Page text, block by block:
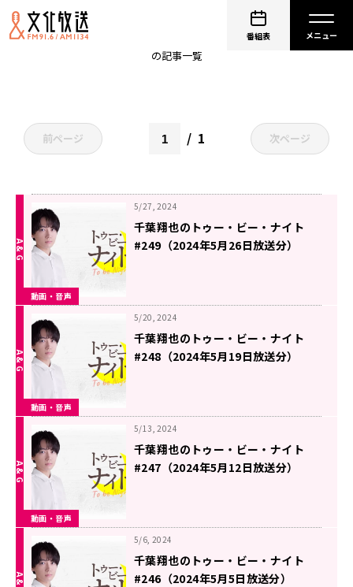
番組表
の記事一覧
前ページ 1 次ページ
動画・音声
5/27, 2024
千葉翔也のトゥー・ビー・ナイト
#249（2024年5月26日放送分）
動画・音声
5/20, 2024
千葉翔也のトゥー・ビー・ナイト
#248（2024年5月19日放送分）
動画・音声
5/13, 2024
千葉翔也のトゥー・ビー・ナイト
#247（2024年5月12日放送分）
5/6, 2024
千葉翔也のトゥー・ビー・ナイト
#246（2024年5月5日放送分）